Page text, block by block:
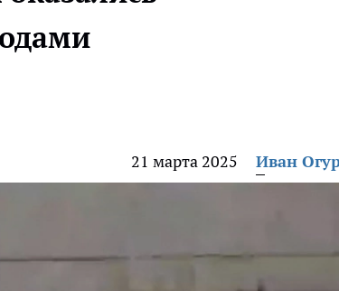
21 марта 2025 Иван